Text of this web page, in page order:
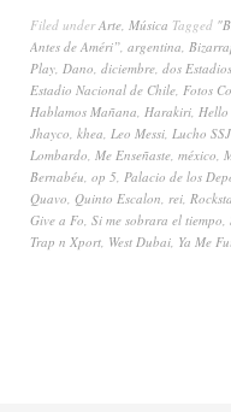
Filed underArte, Música Tagged
Antes de Améri”, argentina,
Play, Dano, diciembre, dos
Estadio Nacional de Chile, Fotos
Hablamos Mañana, Harakiri, Hello
Jhayco, khea, Leo Messi, Lucho
Lombardo, Me Enseñaste, méxico,
Bernabéu, op 5, Palacio de los
Quavo, Quinto Escalon, rei,
Give a Fo, Si me sobrara el tiempo,
Trap n Xport, West Dubai, Ya Me